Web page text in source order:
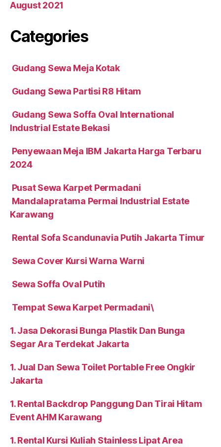
August 2021
Categories
Gudang Sewa Meja Kotak
Gudang Sewa Partisi R8 Hitam
Gudang Sewa Soffa Oval International
Industrial Estate Bekasi
Penyewaan Meja IBM Jakarta Harga Terbaru
2024
Pusat Sewa Karpet Permadani
Mandalapratama Permai Industrial Estate
Karawang
Rental Sofa Scandunavia Putih Jakarta Timur
Sewa Cover Kursi Warna Warni
Sewa Soffa Oval Putih
Tempat Sewa Karpet Permadani\
1. Jasa Dekorasi Bunga Plastik Dan Bunga
Segar Ara Terdekat Jakarta
1. Jual Dan Sewa Toilet Portable Free Ongkir
Jakarta
1. Rental Backdrop Panggung Dan Tirai Hitam
Event AHM Karawang
1. Rental Kursi Kuliah Stainless Lipat Area